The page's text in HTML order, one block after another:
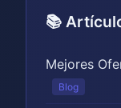
📚
Mejores
Blog